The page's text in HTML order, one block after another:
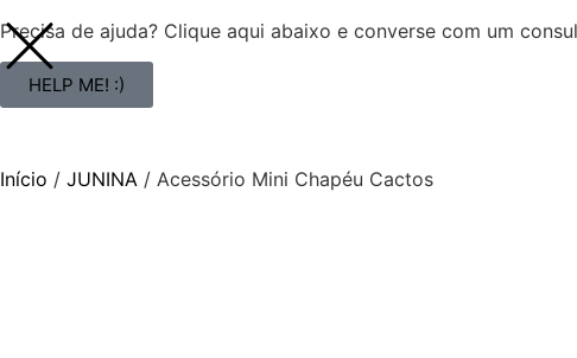
Precisa de ajuda? Clique aqui abaixo e converse com um
HELP ME! :)
Início / JUNINA / Acessório Mini Chapéu Cactos